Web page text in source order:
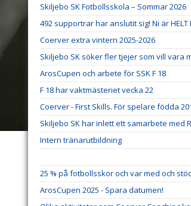
Skiljebo SK Fotbollsskola – Sommar 2026
492 supportrar har anslutit sig! Ni är HELT
Coerver extra vintern 2025-2026
Skiljebo SK söker fler tjejer som vill vara
ArosCupen och arbete för SSK F 18
F 18 har vaktmästeriet vecka 22
Coerver - First Skills. För spelare födda
Skiljebo SK har inlett ett samarbete med
Intern tränarutbildning
25 % på fotbollsskor och var med och
ArosCupen 2025 - Spara datumen!